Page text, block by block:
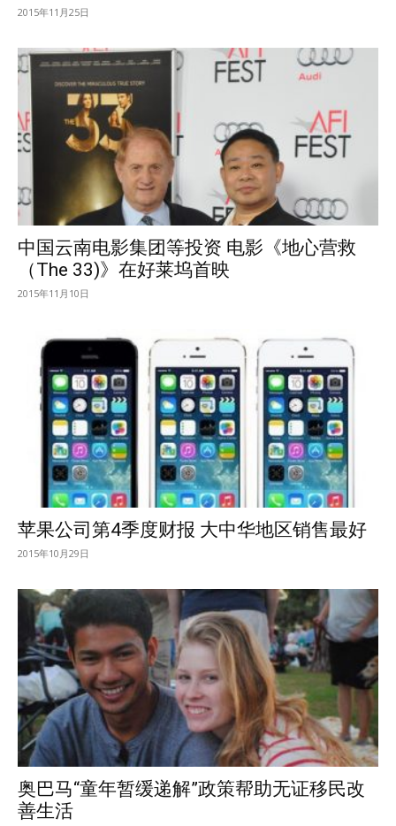
2015年11月25日
中国云南电影集团等投资 电影《地心营救
（The 33)》在好莱坞首映
2015年11月10日
苹果公司第4季度财报 大中华地区销售最好
2015年10月29日
奥巴马“童年暂缓递解”政策帮助无证移民改
善生活